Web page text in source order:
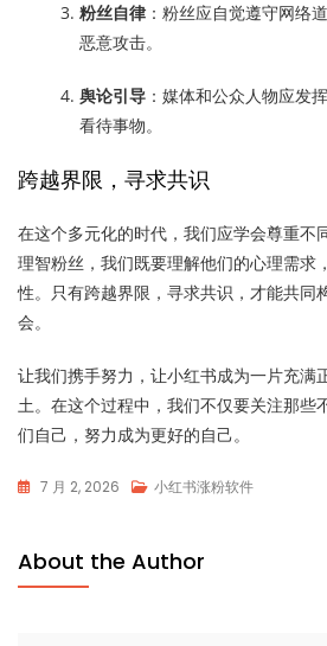
粉丝自律：粉丝应自觉遵守网络
恶意攻击。
舆论引导 ：媒体和公众人物应发
看待事物。
跨越界限，寻求共识
在这个多元化的时代，我们应学会尊重不
理智粉丝，我们既要理解他们的心理需求
性。只有跨越界限，寻求共识，才能共同
会。
让我们携手努力，让小红书成为一片充满
土。在这个过程中，我们不仅要关注那些
们自己，努力成为更好的自己。
7 月 2, 2026 小红书涨粉软件
About the Author